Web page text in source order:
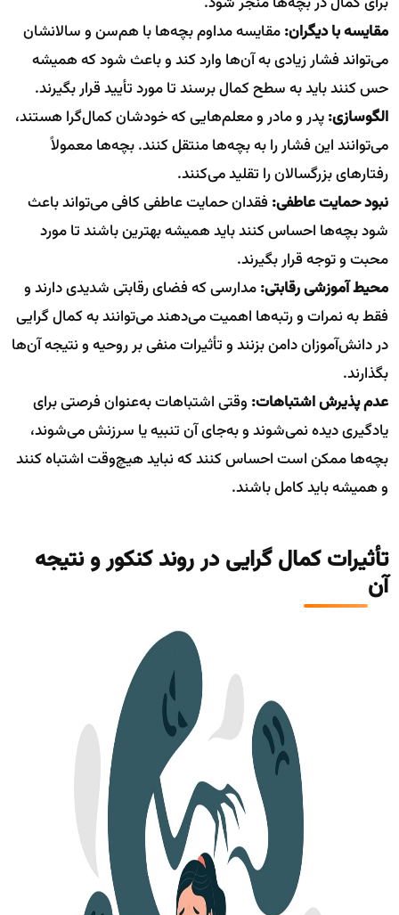
مقایسه با دیگران:مقایسه مداوم بچه‌ها با هم‌سن و سالانشان
می‌تواند فشار زیادی به آن‌ها وارد کند و باعث شود که همیشه
حس کنند باید به سطح کمال برسند تا مورد تأیید قرار بگیرند.
الگوسازی:پدر و مادر و معلم‌هایی که خودشان کمال‌گرا هستند،
می‌توانند این فشار را به بچه‌ها منتقل کنند. بچه‌ها معمولاً
رفتارهای بزرگسالان را تقلید می‌کنند.
نبود حمایت عاطفی: فقدان حمایت عاطفی کافی می‌تواند باعث
شود بچه‌ها احساس کنند باید همیشه بهترین باشند تا مورد
محبت و توجه قرار بگیرند.
محیط آموزشی رقابتی:مدارسی که فضای رقابتی شدیدی دارند و
فقط به نمرات و رتبه‌ها اهمیت می‌دهند می‌توانند به کمال گرایی
در دانش‌آموزان دامن بزنند و تأثیرات منفی بر روحیه و نتیجه آن‌ها
بگذارند.
عدم پذیرش اشتباهات: وقتی اشتباهات به‌عنوان فرصتی برای
یادگیری دیده نمی‌شوند و به‌جای آن تنبیه یا سرزنش می‌شوند،
بچه‌ها ممکن است احساس کنند که نباید هیچ‌وقت اشتباه کنند
و همیشه باید کامل باشند.
تأثیرات کمال گرایی در روند کنکور و نتیجه
آن